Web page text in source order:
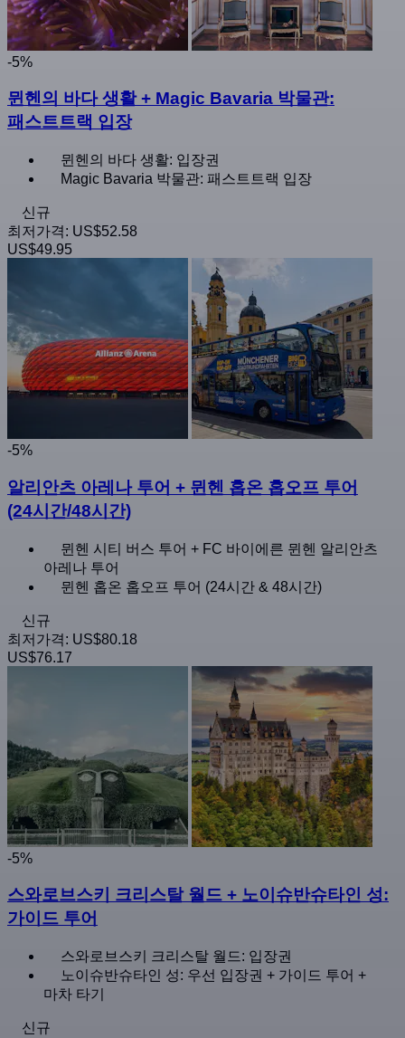
-5%
뮌헨의 바다 생활 + Magic Bavaria 박물관:
패스트트랙 입장
뮌헨의 바다 생활: 입장권
Magic Bavaria 박물관: 패스트트랙 입장
신규
최저가격: US$52.58
US$49.95
-5%
알리안츠 아레나 투어 + 뮌헨 홉온 홉오프 투어
(24시간/48시간)
뮌헨 시티 버스 투어 + FC 바이에른 뮌헨 알리안츠
아레나 투어
뮌헨 홉온 홉오프 투어 (24시간 & 48시간)
신규
최저가격: US$80.18
US$76.17
-5%
스와로브스키 크리스탈 월드 + 노이슈반슈타인 성:
가이드 투어
스와로브스키 크리스탈 월드: 입장권
노이슈반슈타인 성: 우선 입장권 + 가이드 투어 +
마차 타기
신규